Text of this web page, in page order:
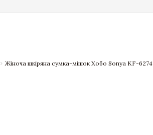
chevron_rightЖіноча шкіряна сумка-мішок Хобо Sonya KF-6274